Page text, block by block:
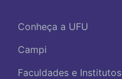
Conheça a UFU
Campi
Faculdades e Institutos